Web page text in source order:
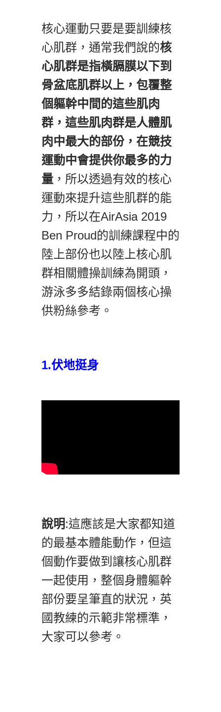
核心運動只要是要訓練核
心肌群，通常我們說的核
心肌群是指橫膈膜以下到
骨盆底肌群以上，包覆整
個軀幹中間的這些肌肉
群，這些肌肉群是人體肌
肉中最大的部份，在競技
運動中會提供你最多的力
量 ，所以透過有效的核心
運動來提升這些肌群的能
力，所以在AirAsia 2019
Ben Proud的訓練課程中的
陸上部份也以陸上核心肌
群相關體操訓練為開頭，
游泳多多結錄兩個核心操
供粉絲參考。
1.伏地挺身
說明:這應該是大家都知道
的最基本體能動作，但這
個動作要做到讓核心肌群
一起使用，整個身體軀幹
部份要呈筆直的狀況，英
國教練的示範非常標準，
大家可以參考。